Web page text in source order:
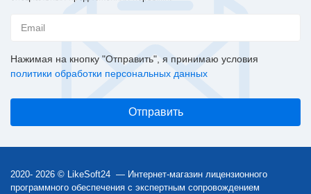
Нажимая на кнопку "Отправить", я принимаю условия
политики обработки персональных данных
2020- 2026 © LikeSoft24 — Интернет-магазин лицензионного
программного обеспечения с экспертным сопровождением